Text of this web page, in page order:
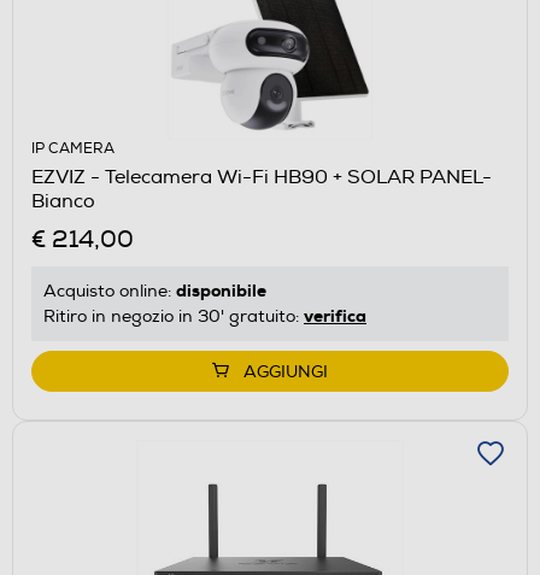
IP CAMERA
EZVIZ - Telecamera Wi-Fi HB90 + SOLAR PANEL-
Bianco
€ 214,00
Acquisto online: disponibile
Ritiro in negozio in 30' gratuito: verifica
AGGIUNGI